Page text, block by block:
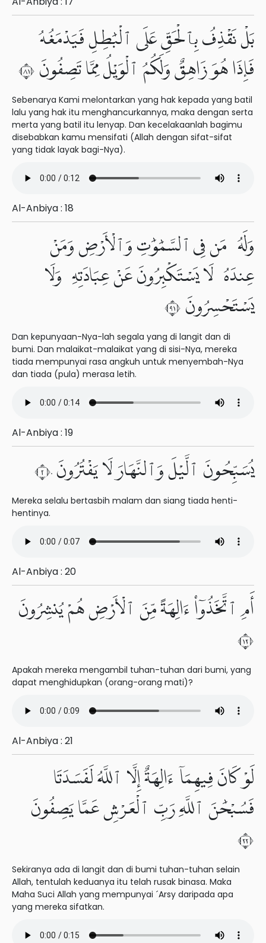
بَلْ نَقْذِفُ بِٱلْحَقِّ عَلَى ٱلْبَٰطِلِ فَيَدْمَغُهُۥ
فَإِذَا هُوَ زَاهِقٌ وَلَكُمُ ٱلْوَيْلُ مِمَّا تَصِفُونَ ١٨
Sebenarya Kami melontarkan yang hak kepada yang batil
lalu yang hak itu menghancurkannya, maka dengan serta
merta yang batil itu lenyap. Dan kecelakaanlah bagimu
disebabkan kamu mensifati (Allah dengan sifat-sifat
yang tidak layak bagi-Nya).
Al-Anbiya : 18
وَلَهُۥ مَن فِى ٱلسَّمَٰوَٰتِ وَٱلْأَرْضِ وَمَنْ
عِندَهُۥ لَا يَسْتَكْبِرُونَ عَنْ عِبَادَتِهِۦ وَلَا
يَسْتَحْسِرُونَ ١٩
Dan kepunyaan-Nya-lah segala yang di langit dan di
bumi. Dan malaikat-malaikat yang di sisi-Nya, mereka
tiada mempunyai rasa angkuh untuk menyembah-Nya
dan tiada (pula) merasa letih.
Al-Anbiya : 19
يُسَبِّحُونَ ٱلَّيْلَ وَٱلنَّهَارَ لَا يَفْتُرُونَ ٢٠
Mereka selalu bertasbih malam dan siang tiada henti-
hentinya.
Al-Anbiya : 20
أَمِ ٱتَّخَذُوٓا۟ ءَالِهَةً مِّنَ ٱلْأَرْضِ هُمْ يُنشِرُونَ
٢١
Apakah mereka mengambil tuhan-tuhan dari bumi, yang
dapat menghidupkan (orang-orang mati)?
Al-Anbiya : 21
لَوْ كَانَ فِيهِمَآ ءَالِهَةٌ إِلَّا ٱللَّهُ لَفَسَدَتَا
فَسُبْحَٰنَ ٱللَّهِ رَبِّ ٱلْعَرْشِ عَمَّا يَصِفُونَ
٢٢
Sekiranya ada di langit dan di bumi tuhan-tuhan selain
Allah, tentulah keduanya itu telah rusak binasa. Maka
Maha Suci Allah yang mempunyai ´Arsy daripada apa
yang mereka sifatkan.